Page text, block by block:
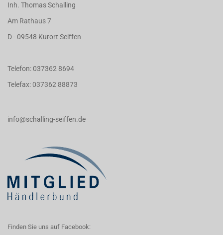
Inh. Thomas Schalling
Am Rathaus 7
D - 09548 Kurort Seiffen
Telefon: 037362 8694
Telefax: 037362 88873
info@schalling-seiffen.de
Finden Sie uns auf Facebook: